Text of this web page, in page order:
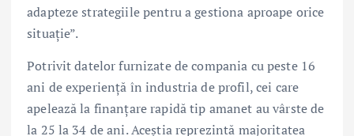
adapteze strategiile pentru a gestiona aproape orice
situație”.
Potrivit datelor furnizate de compania cu peste 16
ani de experiență în industria de profil, cei care
apelează la finanțare rapidă tip amanet au vârste de
la 25 la 34 de ani. Aceștia reprezintă majoritatea